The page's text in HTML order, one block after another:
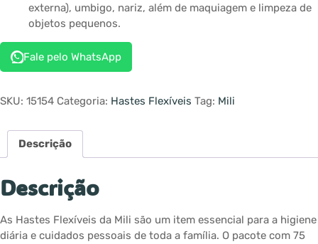
externa), umbigo, nariz, além de maquiagem e limpeza de
objetos pequenos.
Fale pelo WhatsApp
SKU: 15154 Categoria: Hastes Flexíveis Tag: Mili
Descrição
Descrição
As Hastes Flexíveis da Mili são um item essencial para a higiene
diária e cuidados pessoais de toda a família. O pacote com 75